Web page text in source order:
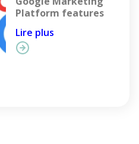
Platform features
Lire plus